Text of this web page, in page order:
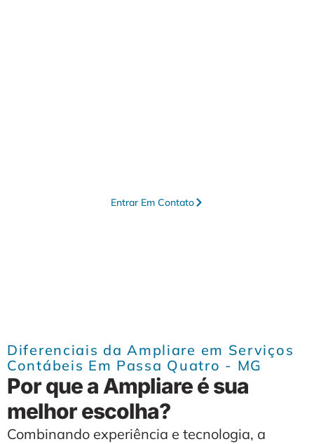
Entrar Em Contato
Diferenciais da Ampliare em Serviços
Contábeis Em Passa Quatro - MG
Por que a Ampliare é sua
melhor escolha?
Combinando experiência e tecnologia, a